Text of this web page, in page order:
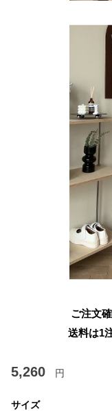
ご注文
送料は1
5,260 円
サイズ